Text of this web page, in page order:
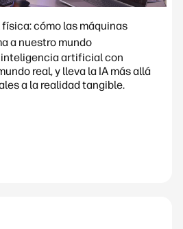
cómo las máquinas
a nuestro mundo
inteligencia artificial con
real, y lleva la IA más allá
a la realidad tangible.